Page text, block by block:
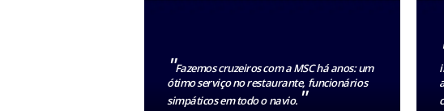
"Fazemos cruzeiros com a MSC há anos: um
ótimo serviço no restaurante, funcionários
simpáticos em todo o navio. "